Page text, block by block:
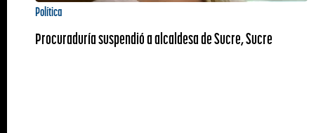
Política
Procuraduría suspendió a alcaldesa de Sucre, Sucre